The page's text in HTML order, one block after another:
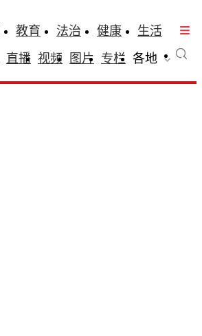
教育 法治 健康
生活
直播 视频 图片 专栏 各地